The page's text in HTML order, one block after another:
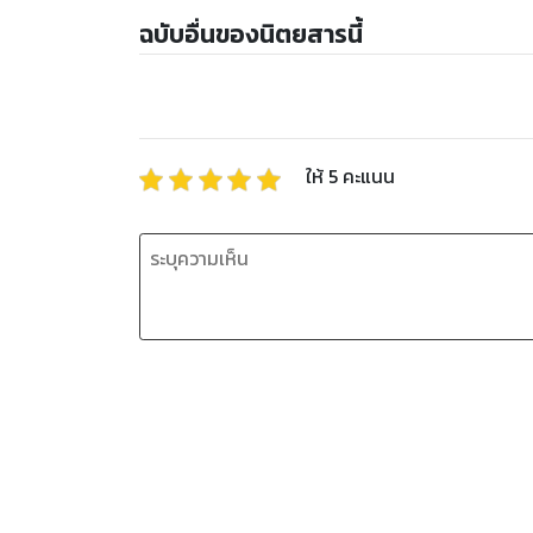
ฉบับอื่นของนิตยสารนี้
ให้ 5 คะแนน